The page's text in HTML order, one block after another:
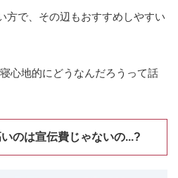
方で、その辺もおすすめしやすい
心地的にどうなんだろうって話
のは宣伝費じゃないの...?